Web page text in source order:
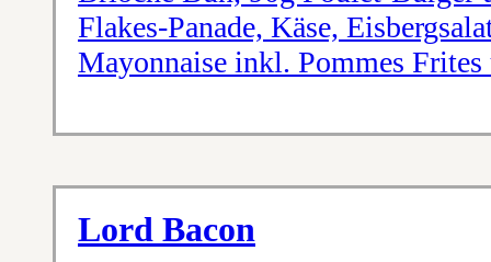
Flakes-Panade, Käse,
Mayonnaise inkl. Pommes
Lord Bacon